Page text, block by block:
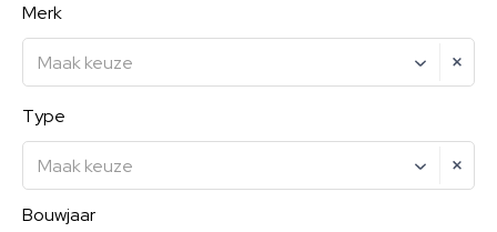
Merk
Maak keuze
Type
Maak keuze
Bouwjaar